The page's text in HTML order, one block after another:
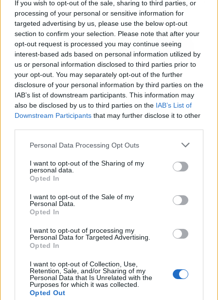
If you wish to opt-out of the sale, sharing to third parties, or
processing of your personal or sensitive information for
targeted advertising by us, please use the below opt-out
section to confirm your selection. Please note that after your
opt-out request is processed you may continue seeing
interest-based ads based on personal information utilized by
us or personal information disclosed to third parties prior to
your opt-out. You may separately opt-out of the further
disclosure of your personal information by third parties on the
IAB’s list of downstream participants. This information may
also be disclosed by us to third parties on the IAB’s List of
Downstream Participants that may further disclose it to other
Personal Data Processing Opt Outs
I want to opt-out of the Sharing of my
personal data.
Opted In
I want to opt-out of the Sale of my
Personal Data.
Opted In
I want to opt-out of processing my
Personal Data for Targeted Advertising.
Opted In
I want to opt-out of Collection, Use,
Retention, Sale, and/or Sharing of my
Personal Data that Is Unrelated with the
Purposes for which it was collected.
Opted Out
del regreso a clases para un
"arranque seguro"
20 alumnos en Infantil y
Primaria
Publicidad